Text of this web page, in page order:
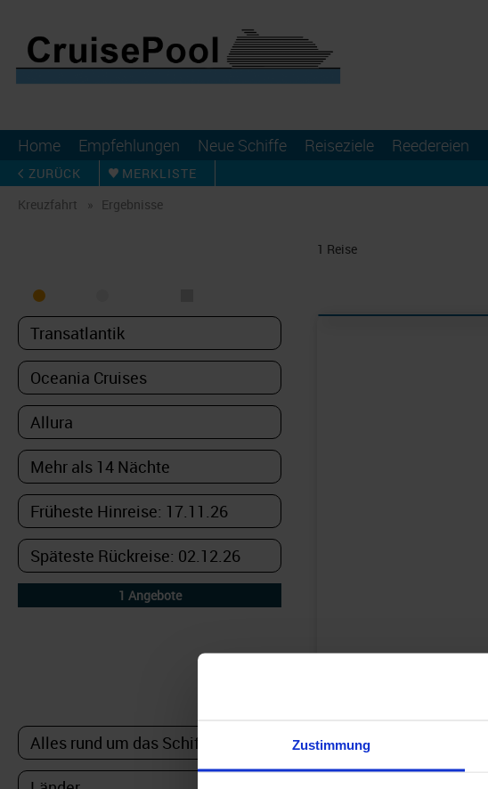
Zustimmung
Home Empfehlungen Neue Schiffe Reiseziele Reedereien
ZURÜCK
MERKLISTE
Kreuzfahrt
Ergebnisse
1 Reise